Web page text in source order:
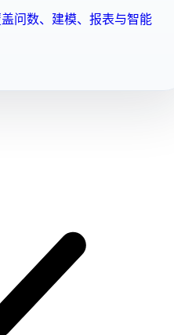
问数、建模、报表与智能